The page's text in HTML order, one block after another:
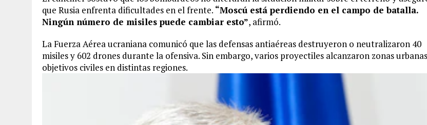
que Rusia enfrenta dificultades en el frente. “Moscú está perdiendo en el campo de batalla.
Ningún número de misiles puede cambiar esto”, afirmó.
La Fuerza Aérea ucraniana comunicó que las defensas antiaéreas destruyeron o neutralizaron 40
misiles y 602 drones durante la ofensiva. Sin embargo, varios proyectiles alcanzaron zonas
objetivos civiles en distintas regiones.